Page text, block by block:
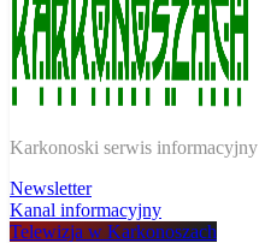
W Karkonoszach
Karkonoski serwis informacyjny
Newsletter
Kanal informacyjny
Telewizja w Karkonoszach